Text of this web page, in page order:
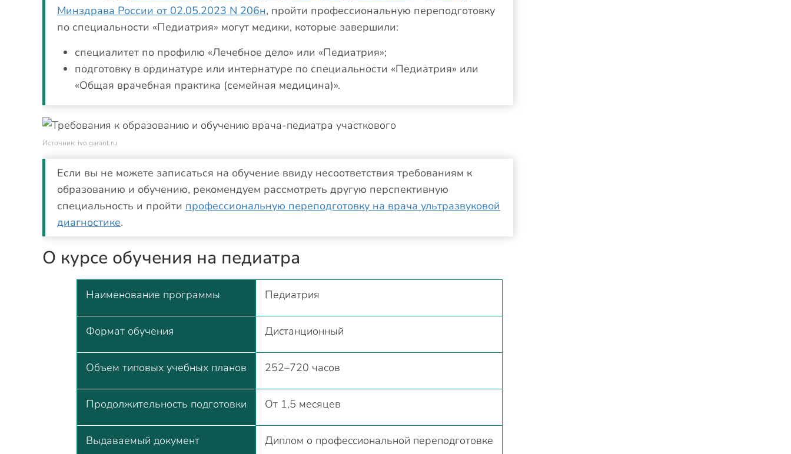
Минздрава России от 02.05.2023 N 206н, пройти профессиональную переподготовку
по специальности «Педиатрия» могут медики, которые завершили:
специалитет по профилю «Лечебное дело» или «Педиатрия»;
подготовку в ординатуре или интернатуре по специальности «Педиатрия» или
«Общая врачебная практика (семейная медицина)».
Источник: ivo.garant.ru
Если вы не можете записаться на обучение ввиду несоответствия требованиям к
образованию и обучению, рекомендуем рассмотреть другую перспективную
специальность и пройти профессиональную переподготовку на врача ультразвуковой
диагностике.
О курсе обучения на педиатра
Наименование программы Педиатрия
Формат обучения Дистанционный
Объем типовых учебных планов 252–720 часов
Продолжительность подготовки От 1,5 месяцев
Выдаваемый документ Диплом о профессиональной переподготовке